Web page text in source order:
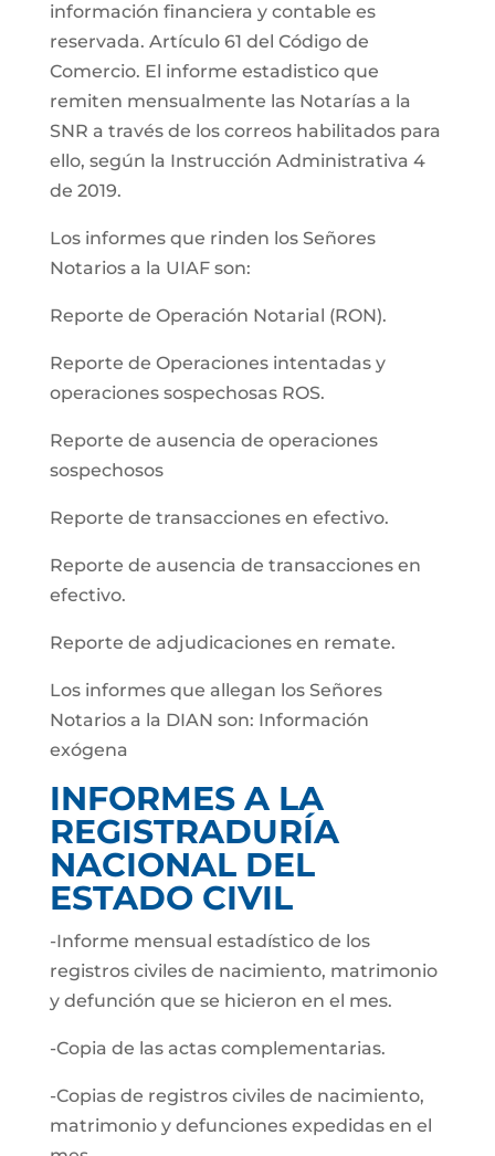
información financiera y contable es
reservada. Artículo 61 del Código de
Comercio. El informe estadistico que
remiten mensualmente las Notarías a la
SNR a través de los correos habilitados para
ello, según la Instrucción Administrativa 4
de 2019.
Los informes que rinden los Señores
Notarios a la UIAF son:
Reporte de Operación Notarial (RON).
Reporte de Operaciones intentadas y
operaciones sospechosas ROS.
Reporte de ausencia de operaciones
sospechosos
Reporte de transacciones en efectivo.
Reporte de ausencia de transacciones en
efectivo.
Reporte de adjudicaciones en remate.
Los informes que allegan los Señores
Notarios a la DIAN son: Información
exógena
INFORMES A LA
REGISTRADURÍA
NACIONAL DEL
ESTADO CIVIL
-Informe mensual estadístico de los
registros civiles de nacimiento, matrimonio
y defunción que se hicieron en el mes.
-Copia de las actas complementarias.
-Copias de registros civiles de nacimiento,
matrimonio y defunciones expedidas en el